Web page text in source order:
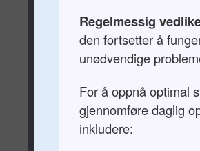
Regelmessig
den fortsetter å
unødvendige
For å oppnå optimal
gjennomføre daglig
inkludere: